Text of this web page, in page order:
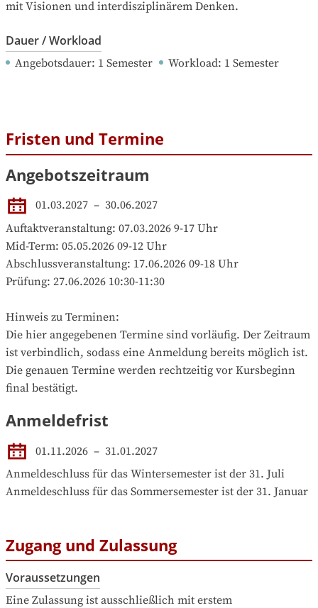
mit Visionen und interdisziplinärem Denken.
Dauer / Workload
Angebotsdauer: 1 Semester Workload: 1 Semester
Fristen und Termine
Angebotszeitraum
01.03.2027 – 30.06.2027
Auftaktveranstaltung: 07.03.2026 9-17 Uhr
Mid-Term: 05.05.2026 09-12 Uhr
Abschlussveranstaltung: 17.06.2026 09-18 Uhr
Prüfung: 27.06.2026 10:30-11:30
Hinweis zu Terminen:
Die hier angegebenen Termine sind vorläufig. Der Zeitraum
ist verbindlich, sodass eine Anmeldung bereits möglich ist.
Die genauen Termine werden rechtzeitig vor Kursbeginn
final bestätigt.
Anmeldefrist
01.11.2026 – 31.01.2027
Anmeldeschluss für das Wintersemester ist der 31. Juli
Anmeldeschluss für das Sommersemester ist der 31. Januar
Zugang und Zulassung
Voraussetzungen
Eine Zulassung ist ausschließlich mit erstem